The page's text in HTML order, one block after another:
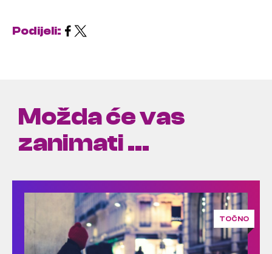
Podijeli:
Možda će vas
zanimati ...
TOČNO